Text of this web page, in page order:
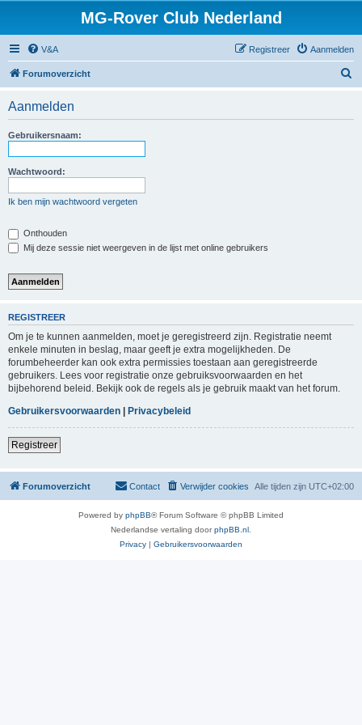
MG-Rover Club Nederland
V&A Aanmelden
Registreer
Forumoverzicht
Aanmelden
Gebruikersnaam:
Wachtwoord:
Ik ben mijn wachtwoord vergeten
Onthouden
Mij deze sessie niet weergeven in de lijst met online gebruikers
REGISTREER
Om je te kunnen aanmelden, moet je geregistreerd zijn. Registratie neemt
enkele minuten in beslag, maar geeft je extra mogelijkheden. De
forumbeheerder kan ook extra permissies toestaan aan geregistreerde
gebruikers. Lees voor registratie onze gebruiksvoorwaarden en het
bijbehorend beleid. Bekijk ook de regels als je gebruik maakt van het forum.
Gebruikersvoorwaarden | Privacybeleid
Registreer
Forumoverzicht Alle tijden zijn UTC+02:00
Verwijder cookies
Contact
Powered by phpBB® Forum Software © phpBB Limited
Nederlandse vertaling doorphpBB.nl
Privacy | Gebruikersvoorwaarden